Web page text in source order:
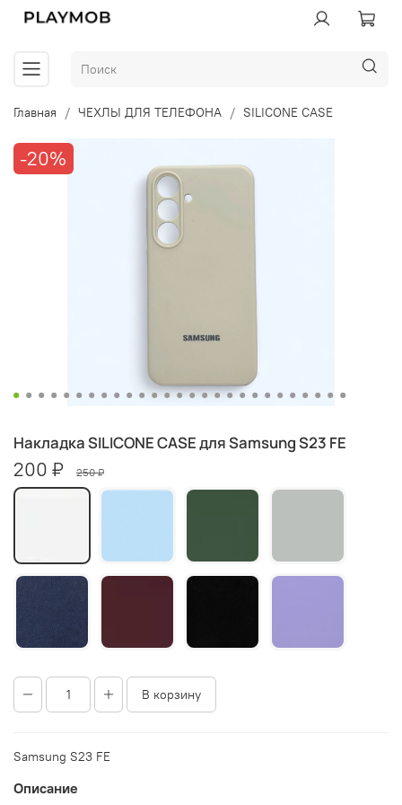
Главная ЧЕХЛЫ ДЛЯ ТЕЛЕФОНА SILICONE CASE
-20%
Накладка SILICONE CASE для Samsung S23 FE
200 ₽ 250 ₽
В корзину
Samsung S23 FE
Описание